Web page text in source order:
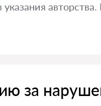
авторства.
за